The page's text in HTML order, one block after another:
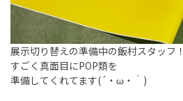
展示切り替えの準備中の飯村スタッフ！
すごく真面目にPOP類を
準備してくれてます(´・ω・｀)